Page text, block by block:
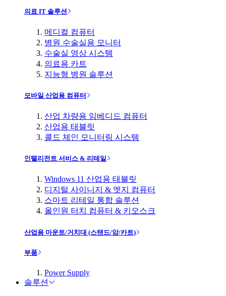
의료 IT 솔루션
메디컬 컴퓨터
병원 수술실용 모니터
수술실 영상 시스템
의료용 카트
지능형 병원 솔루션
모바일 산업용 컴퓨터
산업 차량용 임베디드 컴퓨터
산업용 태블릿
콜드 체인 모니터링 시스템
인텔리전트 서비스 & 리테일
Windows 11 산업용 태블릿
디지털 사이니지 & 엣지 컴퓨터
스마트 리테일 통합 솔루션
올인원 터치 컴퓨터 & 키오스크
산업용 마운트/거치대 (스탠드/암/카트)
부품
Power Supply
솔루션